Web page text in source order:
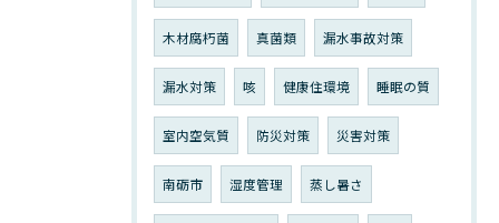
木材腐朽菌 真菌類 漏水事故対策
漏水対策 咳 健康住環境 睡眠の質
室内空気質 防災対策 災害対策
南砺市 湿度管理 蒸し暑さ